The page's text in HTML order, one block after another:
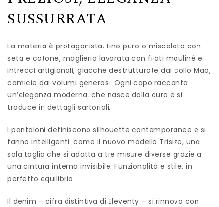
SUSSURRATA
La materia è protagonista. Lino puro o miscelato con
seta e cotone, maglieria lavorata con filati mouliné e
intrecci artigianali, giacche destrutturate dal collo Mao,
camicie dai volumi generosi. Ogni capo racconta
un’eleganza moderna, che nasce dalla cura e si
traduce in dettagli sartoriali.
I pantaloni definiscono silhouette contemporanee e si
fanno intelligenti: come il nuovo modello Trisize, una
sola taglia che si adatta a tre misure diverse grazie a
una cintura interna invisibile. Funzionalità e stile, in
perfetto equilibrio.
Il denim – cifra distintiva di Eleventy – si rinnova con